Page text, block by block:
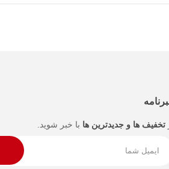
تخفیف ها و جدیدترین ها با خبر شوید.